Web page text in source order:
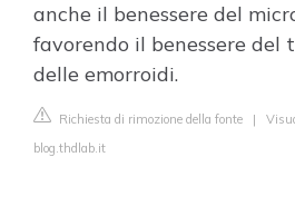
anche il benessere del
favorendo il benessere del
delle emorroidi.
Richiesta di rimozione della fonte |
blog.thdlab.it